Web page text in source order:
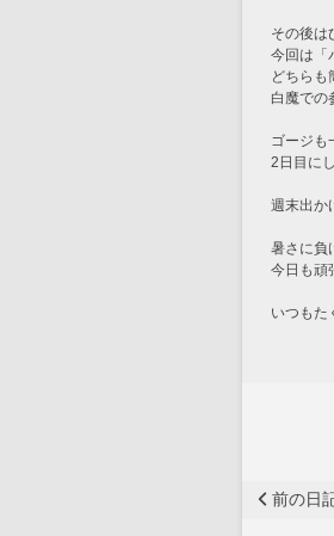
その後は
今回は「
どちらも
白魔での
ゴージも
週末出か
暑さに負
いつもた
前の日